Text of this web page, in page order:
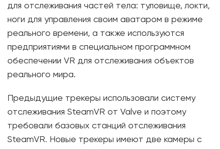
для отслеживания частей тела: туловище, локти,
ноги для управления своим аватаром в режиме
реального времени, а также используются
предприятиями в специальном программном
обеспечении VR для отслеживания объектов
реального мира.
Предыдущие трекеры использовали систему
отслеживания SteamVR от Valve и поэтому
требовали базовых станций отслеживания
SteamVR. Новые трекеры имеют две камеры с